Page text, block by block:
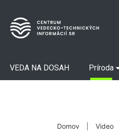
VEDA NA DOSAH Príroda
Domov Video